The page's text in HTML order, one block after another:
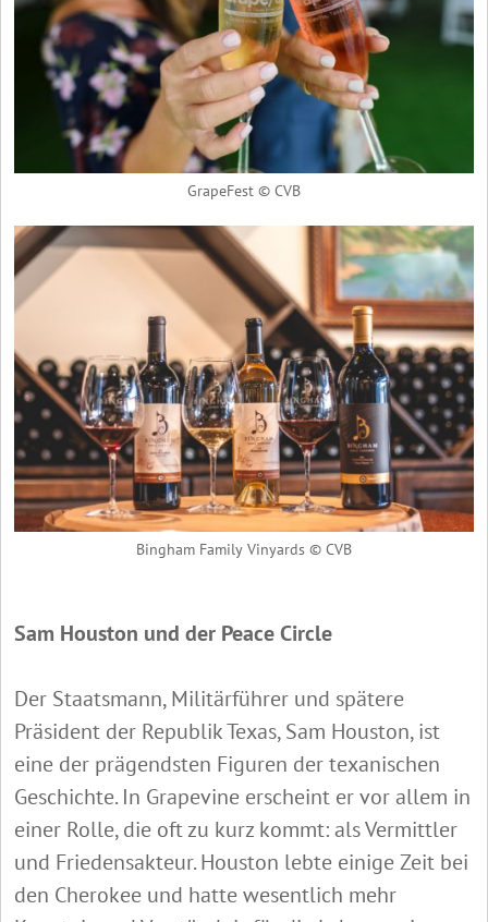
GrapeFest © CVB
Bingham Family Vinyards © CVB
Sam Houston und der Peace Circle
Der Staatsmann, Militärführer und spätere
Präsident der Republik Texas, Sam Houston, ist
eine der prägendsten Figuren der texanischen
Geschichte. In Grapevine erscheint er vor allem in
einer Rolle, die oft zu kurz kommt: als Vermittler
und Friedensakteur. Houston lebte einige Zeit bei
den Cherokee und hatte wesentlich mehr